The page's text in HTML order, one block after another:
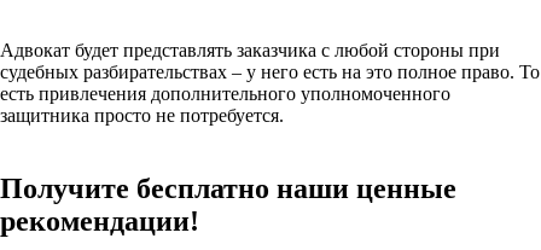
Адвокат будет представлять заказчика с любой стороны при
судебных разбирательствах – у него есть на это полное право. То
есть привлечения дополнительного уполномоченного
защитника просто не потребуется.
Получите бесплатно наши ценные
рекомендации!